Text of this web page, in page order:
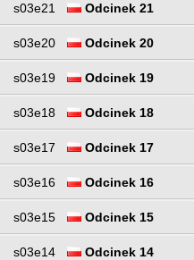
s03e21 Odcinek 21
s03e20 Odcinek 20
s03e19 Odcinek 19
s03e18 Odcinek 18
s03e17 Odcinek 17
s03e16 Odcinek 16
s03e15 Odcinek 15
s03e14 Odcinek 14